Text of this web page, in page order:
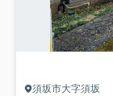
須坂市大字須坂